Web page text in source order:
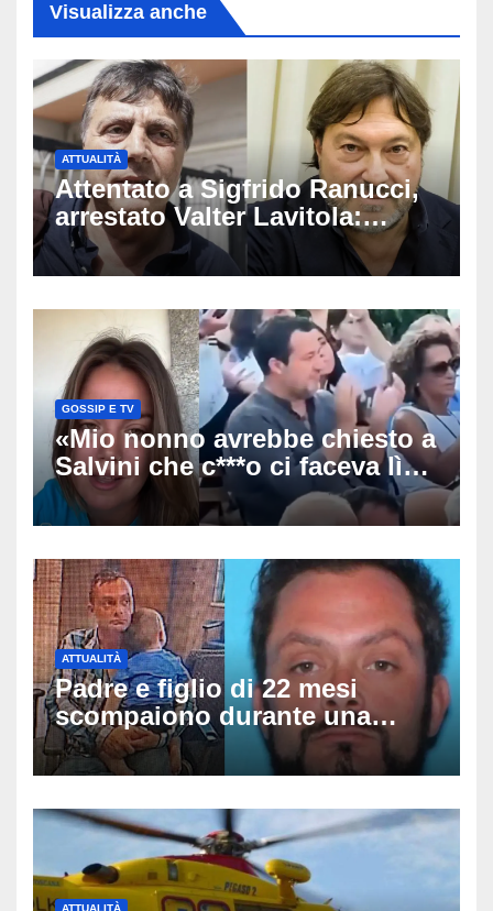
Visualizza anche
ATTUALITÀ
Attentato a Sigfrido Ranucci,
arrestato Valter Lavitola:
«Voleva lanciarlo in politica e
diventare il suo spin doctor»
GOSSIP E TV
«Mio nonno avrebbe chiesto a
Salvini che c***o ci faceva lì»:
la nipote di De André
infiamma il caso all’Agnata
ATTUALITÀ
Padre e figlio di 22 mesi
scompaiono durante una
passeggiata a McHenry:
ritrovati sani e salvi dopo ore
ATTUALITÀ